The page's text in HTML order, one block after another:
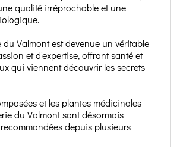
qualité irréprochable et une
du Valmont est devenue un véritable
et d'expertise, offrant santé et
qui viennent découvrir les secrets
et les plantes médicinales
du Valmont sont désormais
depuis plusieurs